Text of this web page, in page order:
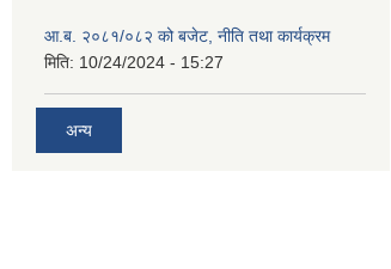
आ.ब. २०८१/०८२ को बजेट, नीति तथा कार्यक्रम
मिति: 10/24/2024 - 15:27
अन्य